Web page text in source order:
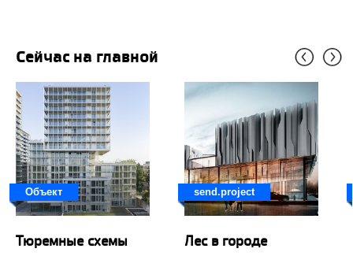
Сейчас на главной
Объект
Тюремные схемы
send.project
Лес в городе